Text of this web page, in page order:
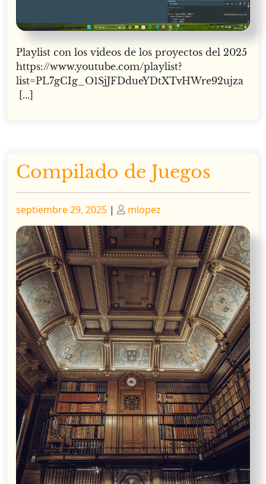
Playlist con los videos de los proyectos del 2025
https://www.youtube.com/playlist?
list=PL7gCIg_O1SjJFDdueYDtXTvHWre92ujza
[...]
Compilado de Juegos
Publicado
septiembre 29, 2025 | Publicado
mlopez